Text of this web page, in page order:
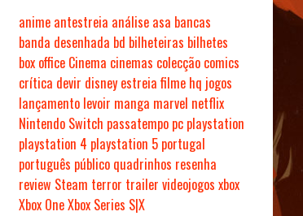
anime antestreia análise asa bancas
banda desenhada bd bilheteiras bilhetes
box office Cinema cinemas colecção comics
crítica devir disney estreiafilme hq jogos
lançamento levoir manga marvel netflix
Nintendo Switch passatempo pc playstation
playstation 4 playstation 5 portugal
português público quadrinhos resenha
review Steam terror trailer videojogos xbox
Xbox OneXbox Series S|X